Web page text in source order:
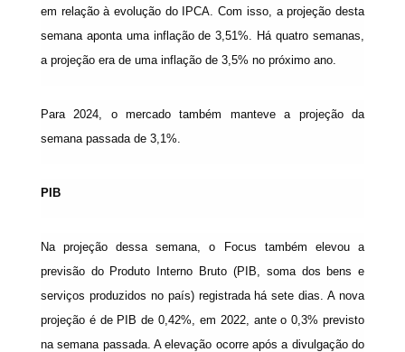
em relação à evolução do IPCA. Com isso, a projeção desta
semana aponta uma inflação de 3,51%. Há quatro semanas,
a projeção era de uma inflação de 3,5% no próximo ano.
Para 2024, o mercado também manteve a projeção da
semana passada de 3,1%.
PIB
Na projeção dessa semana, o Focus também elevou a
previsão do Produto Interno Bruto (PIB, soma dos bens e
serviços produzidos no país) registrada há sete dias. A nova
projeção é de PIB de 0,42%, em 2022, ante o 0,3% previsto
na semana passada. A elevação ocorre após a divulgação do